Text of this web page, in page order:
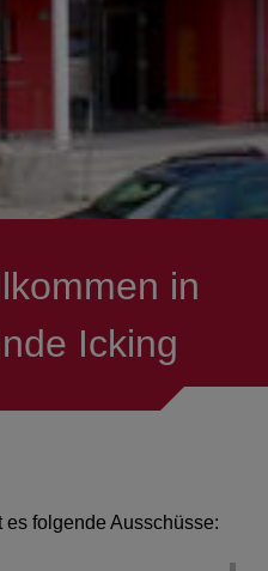
in
Icking
es folgende Ausschüsse: